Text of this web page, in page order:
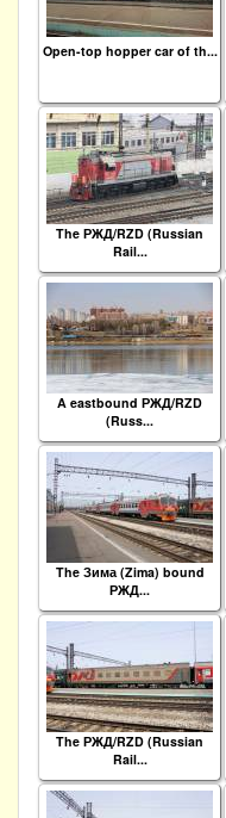
Open-top hopper car of th...
The РЖД/RZD (Russian
Rail...
A eastbound РЖД/RZD
(Russ...
The Зима (Zima) bound
РЖД...
The РЖД/RZD (Russian
Rail...